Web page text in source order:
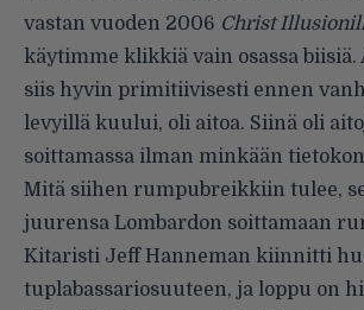
vastan vuoden 2006 Christ
käytimme klikkiä vain osassa
siis hyvin primitiivisesti ennen
levyillä kuului, oli aitoa. Siinä oli
soittamassa ilman minkään
Mitä siihen rumpubreikkiin tulee,
juurensa Lombardon soittamaan
Kitaristi Jeff Hanneman kiinnitti
tuplabassariosuuteen, ja loppu on